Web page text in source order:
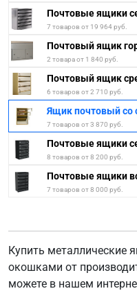
Почтовые ящики
7 товаров от 19 964 руб.
Почтовый ящик
2 товара от 1 840 руб.
Почтовый ящик
6 товаров от 2 710 руб.
Ящик почтовый
7 товаров от 3 870 руб.
Почтовые ящики
8 товаров от 8 200 руб.
Почтовые ящики
7 товаров от 8 000 руб.
Купить металлические
окошками от
можете в нашем